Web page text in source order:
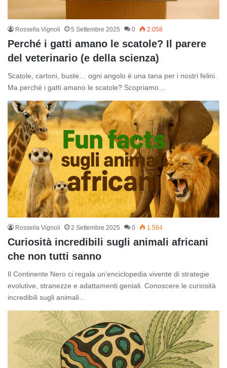
Rossella Vignoli 5 Settembre 2025 0 2.058
Perché i gatti amano le scatole? Il parere
del veterinario (e della scienza)
Scatole, cartoni, buste… ogni angolo è una tana per i nostri felini.
Ma perché i gatti amano le scatole? Scopriamo…
Rossella Vignoli 2 Settembre 2025 0 1.564
Curiosità incredibili sugli animali africani
che non tutti sanno
Il Continente Nero ci regala un’enciclopedia vivente di strategie
evolutive, stranezze e adattamenti geniali. Conoscere le curiosità
incredibili sugli animali…